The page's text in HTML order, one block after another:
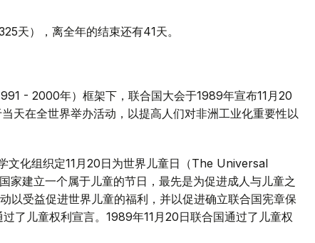
天），离全年的结束还有41天。
- 2000年）框架下，联合国大会于1989年宣布11月20
天在全世界举办活动，以提高人们对非洲工业化重要性以
文化组织定11月20日为世界儿童日（The Universal
建立一个属于儿童的节日，最先是为促进成人与儿童之
以受益促进世界儿童的福利，并以促进确立联合国宪章保
了儿童权利宣言。1989年11月20日联合国通过了儿童权